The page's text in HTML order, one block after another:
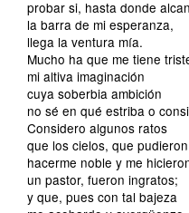
probar si, hasta donde
la barra de mi esperanza,
llega la ventura mía.
Mucho ha que me tiene
mi altiva imaginación
cuya soberbia ambición
no sé en qué estriba o
Considero algunos ratos
que los cielos, que pudieron
hacerme noble y me
un pastor, fueron ingratos;
y que, pues con tal bajeza